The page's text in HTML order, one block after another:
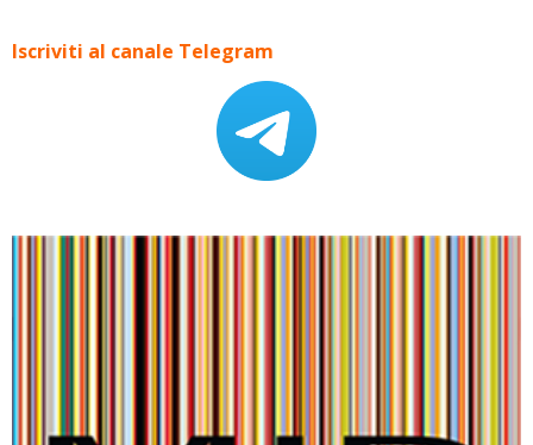
Iscriviti al canale Telegram